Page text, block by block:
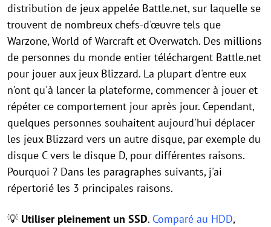
distribution de jeux appelée Battle.net, sur laquelle se
trouvent de nombreux chefs-d'œuvre tels que
Warzone, World of Warcraft et Overwatch. Des millions
de personnes du monde entier téléchargent Battle.net
pour jouer aux jeux Blizzard. La plupart d'entre eux
n'ont qu'à lancer la plateforme, commencer à jouer et
répéter ce comportement jour après jour. Cependant,
quelques personnes souhaitent aujourd'hui déplacer
les jeux Blizzard vers un autre disque, par exemple du
disque C vers le disque D, pour différentes raisons.
Pourquoi ? Dans les paragraphes suivants, j'ai
répertorié les 3 principales raisons.
💡 Utiliser pleinement un SSD. Comparé au HDD,